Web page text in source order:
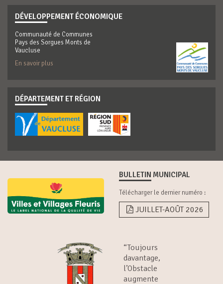
DÉVELOPPEMENT ÉCONOMIQUE
Communauté de Communes
Pays des Sorgues Monts de
Vaucluse
En savoir plus
DÉPARTEMENT ET RÉGION
BULLETIN MUNICIPAL
Télécharger le dernier numéro :
JUILLET-AOÛT 2026
“Toujours
davantage,
l’Obstacle
augmente